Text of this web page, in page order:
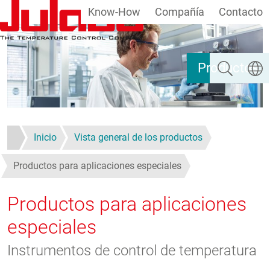
Pasar al contenido principal
Productos
Know-How Compañía Contacto
Buscar
Inicio Vista general de los productos
Productos para aplicaciones especiales
Productos para aplicaciones
especiales
Instrumentos de control de temperatura